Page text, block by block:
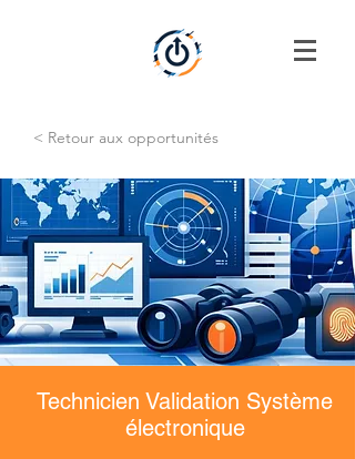
< Retour aux opportunités
Technicien Validation Système
électronique